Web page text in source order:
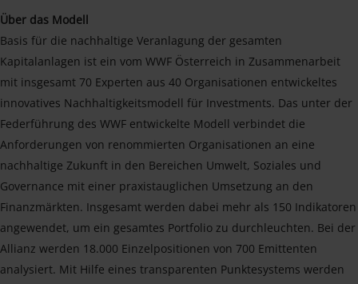
Über das Modell
Basis für die nachhaltige Veranlagung der gesamten
Kapitalanlagen ist ein vom WWF Österreich in Zusammenarbeit
mit insgesamt 70 Experten aus 40 Organisationen entwickeltes
innovatives Nachhaltigkeitsmodell für Investments. Das unter der
Federführung des WWF entwickelte Modell verbindet die
Anforderungen von renommierten Organisationen an eine
nachhaltige Zukunft in den Bereichen Umwelt, Soziales und
Governance mit einer praxistauglichen Umsetzung an den
Finanzmärkten. Insgesamt werden dabei mehr als 150 Indikatoren
angewendet, um ein gesamtes Portfolio zu durchleuchten. Bei der
Allianz werden 18.000 Einzelpositionen von 700 Emittenten
analysiert. Mit Hilfe eines transparenten Punktesystems werden